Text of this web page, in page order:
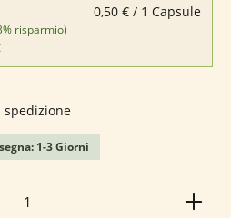
risparmio)
0,50 € / 1 Capsule
spedizione
1-3 Giorni
inserisci la quantità